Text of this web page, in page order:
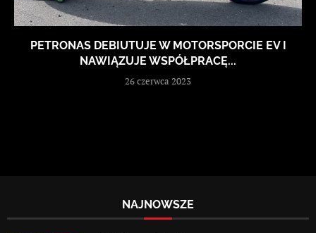
PETRONAS DEBIUTUJE W MOTORSPORCIE EV I
NAWIĄZUJE WSPÓŁPRACĘ...
26 czerwca 2023
NAJNOWSZE